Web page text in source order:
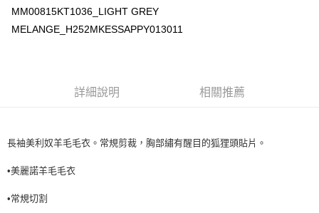
MM00815KT1036_LIGHT GREY
MELANGE_H252MKESSAPPY013011
詳細說明 相關推薦
長袖美利奴羊毛毛衣。常規剪裁，胸部繡有醒目的狐狸頭貼片。
•美麗諾羊毛毛衣
•常規切割